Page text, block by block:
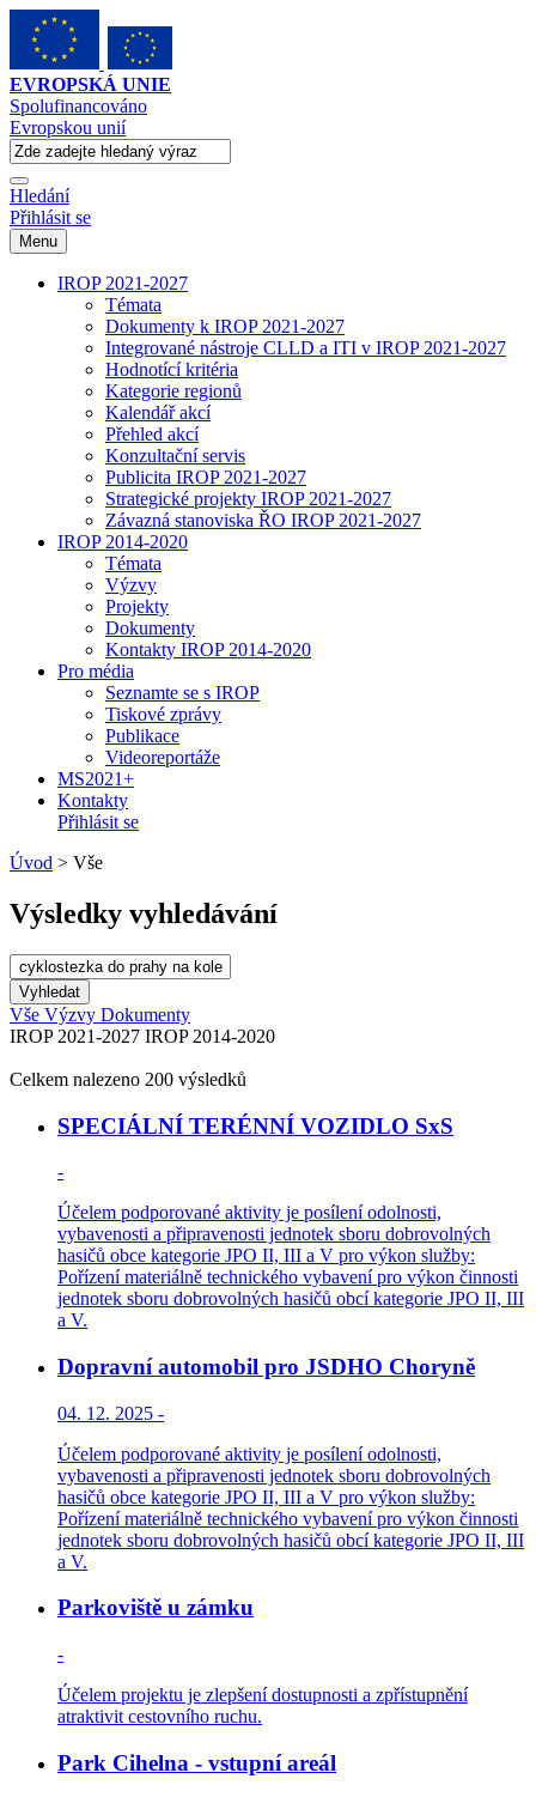
EVROPSKÁ UNIE
Spolufinancováno
Evropskou unií
Hledání
Přihlásit se
Menu
IROP 2021-2027
Témata
Dokumenty k IROP 2021-2027
Integrované nástroje CLLD a ITI v IROP 2021-2027
Hodnotící kritéria
Kategorie regionů
Kalendář akcí
Přehled akcí
Konzultační servis
Publicita IROP 2021-2027
Strategické projekty IROP 2021-2027
Závazná stanoviska ŘO IROP 2021-2027
IROP 2014-2020
Témata
Výzvy
Projekty
Dokumenty
Kontakty IROP 2014-2020
Pro média
Seznamte se s IROP
Tiskové zprávy
Publikace
Videoreportáže
MS2021+
Kontakty
Přihlásit se
Úvod > Vše
Výsledky vyhledávání
Vše Výzvy Dokumenty
IROP 2021-2027 IROP 2014-2020
Celkem nalezeno 200 výsledků
SPECIÁLNÍ TERÉNNÍ VOZIDLO SxS
-
Účelem podporované aktivity je posílení odolnosti,
vybavenosti a připravenosti jednotek sboru dobrovolných
hasičů obce kategorie JPO II, III a V pro výkon služby:
Pořízení materiálně technického vybavení pro výkon činnosti
jednotek sboru dobrovolných hasičů obcí kategorie JPO II, III
a V.
Dopravní automobil pro JSDHO Choryně
04. 12. 2025 -
Účelem podporované aktivity je posílení odolnosti,
vybavenosti a připravenosti jednotek sboru dobrovolných
hasičů obce kategorie JPO II, III a V pro výkon služby:
Pořízení materiálně technického vybavení pro výkon činnosti
jednotek sboru dobrovolných hasičů obcí kategorie JPO II, III
a V.
Parkoviště u zámku
-
Účelem projektu je zlepšení dostupnosti a zpřístupnění
atraktivit cestovního ruchu.
Park Cihelna - vstupní areál